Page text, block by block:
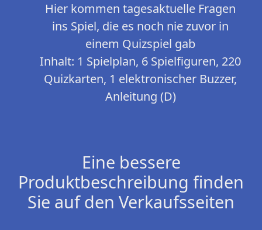
Hier kommen tagesaktuelle Fragen
ins Spiel, die es noch nie zuvor in
einem Quizspiel gab
Inhalt: 1 Spielplan, 6 Spielfiguren, 220
Quizkarten, 1 elektronischer Buzzer,
Anleitung (D)
Eine bessere
Produktbeschreibung finden
Sie auf den Verkaufsseiten